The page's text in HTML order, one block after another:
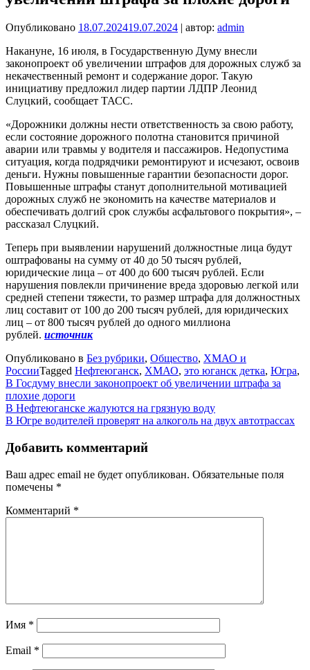
Опубликовано 18.07.202419.07.2024 | автор: admin
Накануне, 16 июля, в Государственную Думу внесли
законопроект об увеличении штрафов для дорожных служб за
некачественный ремонт и содержание дорог. Такую
инициативу предложил лидер партии ЛДПР Леонид
Слуцкий, сообщает ТАСС.
«Дорожники должны нести ответственность за свою работу,
если состояние дорожного полотна становится причиной
аварии или травмы у водителя и пассажиров. Недопустима
ситуация, когда подрядчики ремонтируют и исчезают, освоив
деньги. Нужны повышенные гарантии безопасности дорог.
Повышенные штрафы станут дополнительной мотивацией
дорожных служб не экономить на качестве материалов и
обеспечивать долгий срок службы асфальтового покрытия», ‒
рассказал Слуцкий.
Теперь при выявлении нарушений должностные лица будут
оштрафованы на сумму от 40 до 50 тысяч рублей,
юридические лица ‒ от 400 до 600 тысяч рублей. Если
нарушения повлекли причинение вреда здоровью легкой или
средней степени тяжести, то размер штрафа для должностных
лиц составит от 100 до 200 тысяч рублей, для юридических
лиц ‒ от 800 тысяч рублей до одного миллиона
рублей. источник
Опубликовано в Без рубрики, Общество, ХМАО и
РоссииTagged Нефтеюганск, ХМАО, это юганск детка, Югра,
В Госдуму внесли законопроект об увеличении штрафа за
плохие дороги
Навигация
по
записям
В Нефтеюганске жалуются на грязную воду
В Югре водителей проверят на алкоголь на двух автотрассах
Добавить комментарий
Ваш адрес email не будет опубликован. Обязательные поля
помечены *
Комментарий *
Имя *
Email *